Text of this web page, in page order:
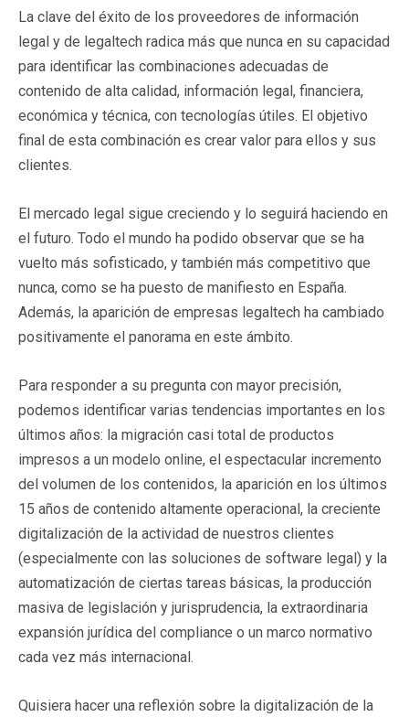
La clave del éxito de los proveedores de información
legal y de legaltech radica más que nunca en su capacidad
para identificar las combinaciones adecuadas de
contenido de alta calidad, información legal, financiera,
económica y técnica, con tecnologías útiles. El objetivo
final de esta combinación es crear valor para ellos y sus
clientes.
El mercado legal sigue creciendo y lo seguirá haciendo en
el futuro. Todo el mundo ha podido observar que se ha
vuelto más sofisticado, y también más competitivo que
nunca, como se ha puesto de manifiesto en España.
Además, la aparición de empresas legaltech ha cambiado
positivamente el panorama en este ámbito.
Para responder a su pregunta con mayor precisión,
podemos identificar varias tendencias importantes en los
últimos años: la migración casi total de productos
impresos a un modelo online, el espectacular incremento
del volumen de los contenidos, la aparición en los últimos
15 años de contenido altamente operacional, la creciente
digitalización de la actividad de nuestros clientes
(especialmente con las soluciones de software legal) y la
automatización de ciertas tareas básicas, la producción
masiva de legislación y jurisprudencia, la extraordinaria
expansión jurídica del compliance o un marco normativo
cada vez más internacional.
Quisiera hacer una reflexión sobre la digitalización de la